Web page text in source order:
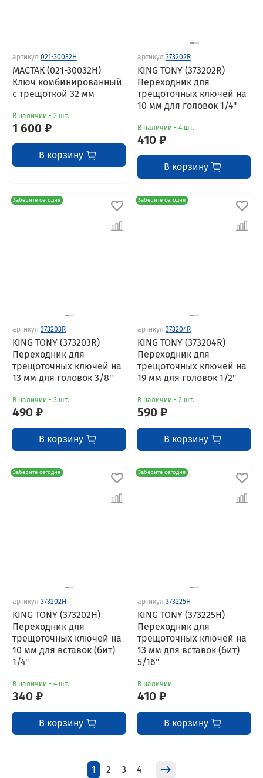
артикул 021-30032H
МАСТАК (021-30032H)
Ключ комбинированный
с трещоткой 32 мм
В наличии - 2 шт.
1 600 ₽
В корзину
артикул 373202R
KING TONY (373202R)
Переходник для
трещоточных ключей на
10 мм для головок 1/4"
В наличии - 4 шт.
410 ₽
В корзину
Заберите сегодня
артикул 373203R
KING TONY (373203R)
Переходник для
трещоточных ключей на
13 мм для головок 3/8"
В наличии - 3 шт.
490 ₽
В корзину
Заберите сегодня
артикул 373204R
KING TONY (373204R)
Переходник для
трещоточных ключей на
19 мм для головок 1/2"
В наличии - 2 шт.
590 ₽
В корзину
Заберите сегодня
артикул 373202H
KING TONY (373202H)
Переходник для
трещоточных ключей на
10 мм для вставок (бит)
1/4"
В наличии - 4 шт.
340 ₽
В корзину
Заберите сегодня
артикул 373225H
KING TONY (373225H)
Переходник для
трещоточных ключей на
13 мм для вставок (бит)
5/16"
В наличии
410 ₽
В корзину
1 2 3 4